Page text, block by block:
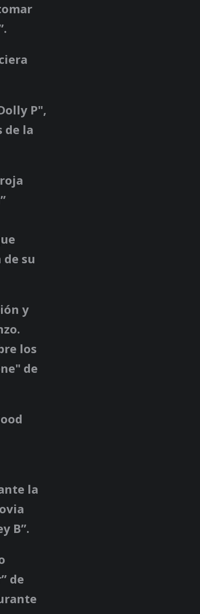
P",
de la
su
y
los
de
la
B”.
de